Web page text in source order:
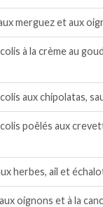
merguez et aux
à la crème au
aux chipolatas,
poêlés aux
herbes, ail et
oignons et à la